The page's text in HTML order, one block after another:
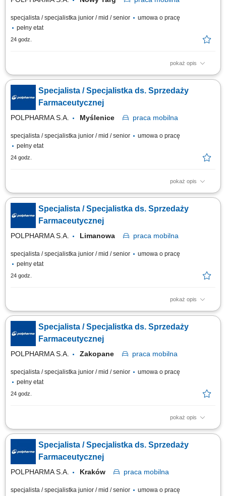
specjalista / specjalistka junior / mid / senior
umowa o pracę
pełny etat
24 godz.
pokaż opis
Zakres obowiązków: Promowanie produktów z portfolio firmy w
środowisku medycznym. Budowanie i utrzymywanie długofalowych relacji
z lekarzami na powierzonym terenie. Reprezentowanie organizacji
podczas spotkań branżowych, konferencji i wydarzeń naukowych.
Realizacja założonych celów...
Specjalista / Specjalistka ds. Sprzedaży
Farmaceutycznej
POLPHARMA S.A. Myślenice praca mobilna
specjalista / specjalistka junior / mid / senior
umowa o pracę
pełny etat
24 godz.
pokaż opis
Zakres obowiązków: Promowanie produktów z portfolio firmy w
środowisku medycznym. Budowanie i utrzymywanie długofalowych relacji
z lekarzami na powierzonym terenie. Reprezentowanie organizacji
podczas spotkań branżowych, konferencji i wydarzeń naukowych.
Realizacja założonych celów...
Specjalista / Specjalistka ds. Sprzedaży
Farmaceutycznej
POLPHARMA S.A. Limanowa praca mobilna
specjalista / specjalistka junior / mid / senior
umowa o pracę
pełny etat
24 godz.
pokaż opis
Zakres obowiązków: Promowanie produktów z portfolio firmy w
środowisku medycznym. Budowanie i utrzymywanie długofalowych relacji
z lekarzami na powierzonym terenie. Reprezentowanie organizacji
podczas spotkań branżowych, konferencji i wydarzeń naukowych.
Realizacja założonych celów...
Specjalista / Specjalistka ds. Sprzedaży
Farmaceutycznej
POLPHARMA S.A. Zakopane praca mobilna
specjalista / specjalistka junior / mid / senior
umowa o pracę
pełny etat
24 godz.
pokaż opis
Zakres obowiązków: Promowanie produktów z portfolio firmy w
środowisku medycznym. Budowanie i utrzymywanie długofalowych relacji
z lekarzami na powierzonym terenie. Reprezentowanie organizacji
podczas spotkań branżowych, konferencji i wydarzeń naukowych.
Realizacja założonych celów...
Specjalista / Specjalistka ds. Sprzedaży
Farmaceutycznej
POLPHARMA S.A. Kraków praca mobilna
specjalista / specjalistka junior / mid / senior
umowa o pracę